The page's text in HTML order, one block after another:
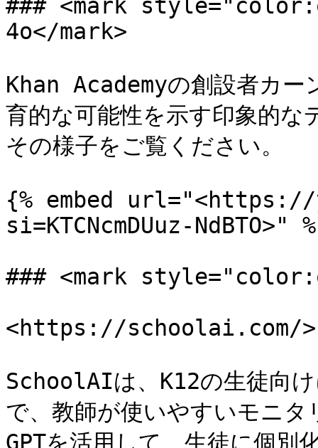
### <mark
4o</mark>
Khan Academyの創設者カー
育的な可能性を示す印象的な
その様子をご覧ください。
{% embed url="<https://
si=KTCNcmDUuz-NdBTO>"
### <mark
<https://schoolai.com/>
SchoolAIは、K12の生徒向
で、教師が使いやすいモニ
GPTを活用して、生徒に個別